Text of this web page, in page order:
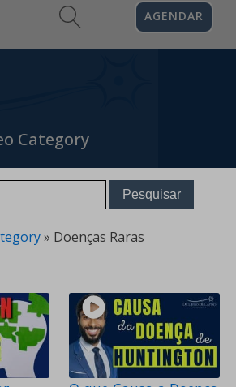
AGENDAR
Category
» Doenças Raras